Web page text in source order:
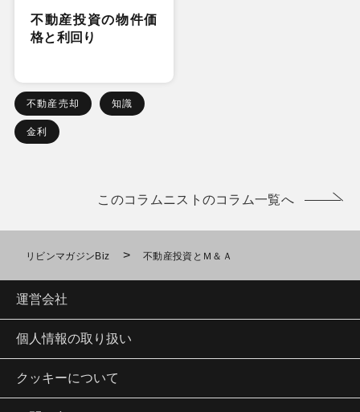
不動産投資の物件価
格と利回り
不動産売却 知識
金利
このコラムニストのコラム一覧へ
リビンマガジンBiz > 不動産投資とＭ＆Ａ
運営会社
個人情報の取り扱い
クッキーについて